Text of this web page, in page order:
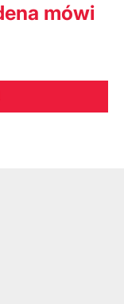
mówi